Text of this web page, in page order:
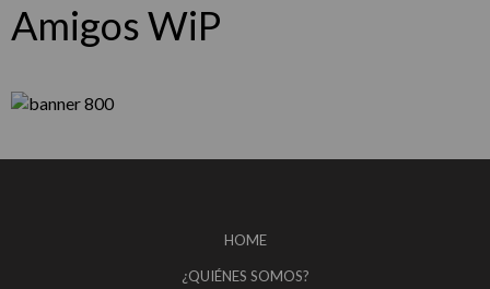
Amigos WiP
HOME
¿QUIÉNES SOMOS?